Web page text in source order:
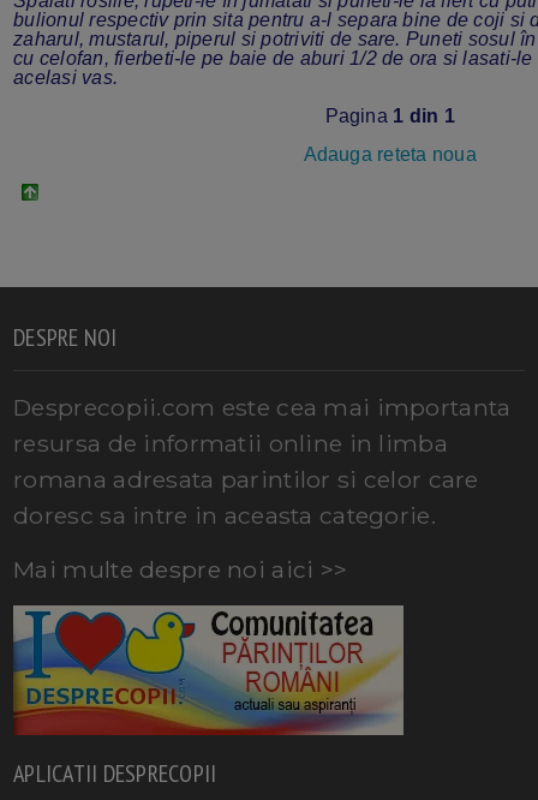
bulionul respectiv prin sita pentru a-l separa bine de coji si
zaharul, mustarul, piperul si potriviti de sare. Puneti sosul
cu celofan, fierbeti-le pe baie de aburi 1/2 de ora si lasati-
acelasi vas.
Pagina 1 din 1
Adauga reteta noua
DESPRE NOI
Desprecopii.com este cea mai importanta
resursa de informatii online in limba
romana adresata parintilor si celor care
doresc sa intre in aceasta categorie.
Mai multe despre noi aici >>
APLICATII DESPRECOPII